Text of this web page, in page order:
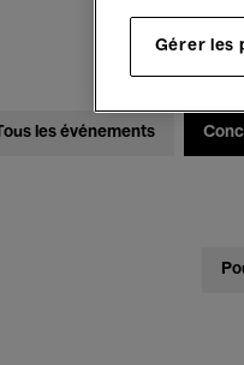
Tous les événements
Gérer les